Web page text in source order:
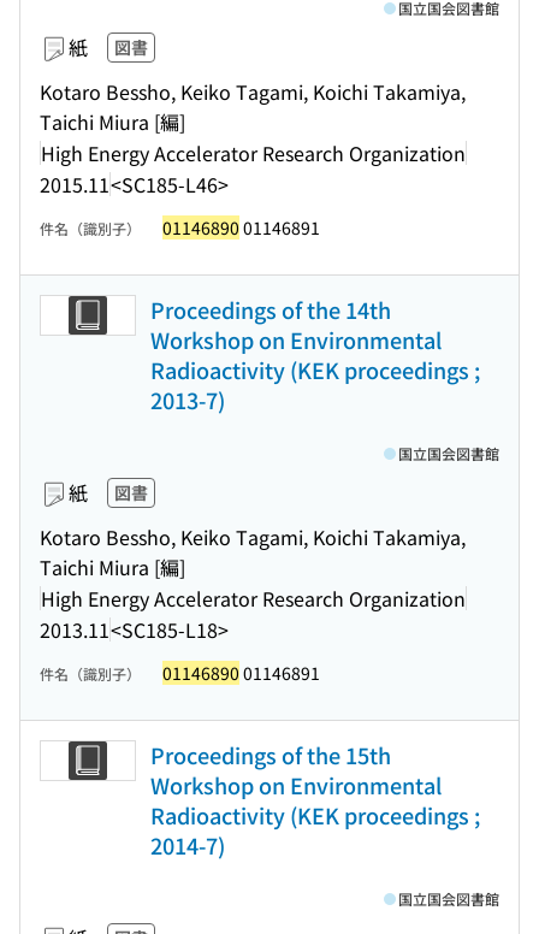
紙 図書
Kotaro Bessho, Keiko Tagami, Koichi Takamiya,
Taichi Miura [編]
High Energy Accelerator Research Organization
2015.11<SC185-L46>
国立国会図書館
件名（識別子） 01146890 01146891
Proceedings of the 14th
Workshop on Environmental
Radioactivity (KEK proceedings ;
2013-7)
紙 図書
Kotaro Bessho, Keiko Tagami, Koichi Takamiya,
Taichi Miura [編]
High Energy Accelerator Research Organization
2013.11<SC185-L18>
国立国会図書館
件名（識別子） 01146890 01146891
Proceedings of the 15th
Workshop on Environmental
Radioactivity (KEK proceedings ;
2014-7)
国立国会図書館